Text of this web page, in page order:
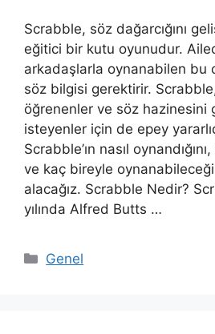
Scrabble, söz dağarcığını
eğitici bir kutu oyunudur.
arkadaşlarla oynanabilen bu
söz bilgisi gerektirir.
öğrenenler ve söz hazinesini
isteyenler için de epey
Scrabble’ın nasıl
ve kaç bireyle
alacağız. Scrabble Nedir?
yılında Alfred Butts …
Kategoriler
Genel